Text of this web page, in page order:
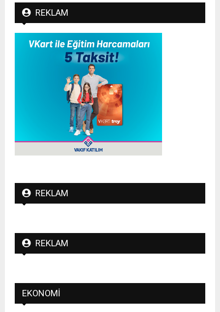
REKLAM
REKLAM
REKLAM
EKONOMI